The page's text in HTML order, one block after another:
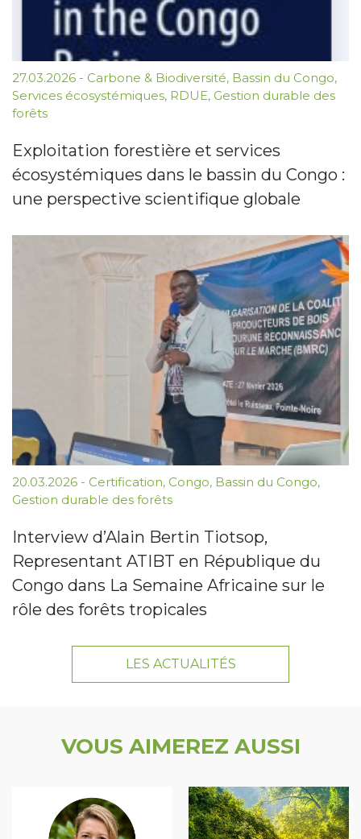
27.03.2026 - Carbone & Biodiversité, Bassin du Congo,
Services écosystémiques, RDUE, Gestion durable des
forêts
Exploitation forestière et services
écosystémiques dans le bassin du Congo :
une perspective scientifique globale
20.03.2026 - Certification, Congo, Bassin du Congo,
Gestion durable des forêts
Interview d’Alain Bertin Tiotsop,
Representant ATIBT en République du
Congo dans La Semaine Africaine sur le
rôle des forêts tropicales
LES ACTUALITÉS
VOUS AIMEREZ AUSSI